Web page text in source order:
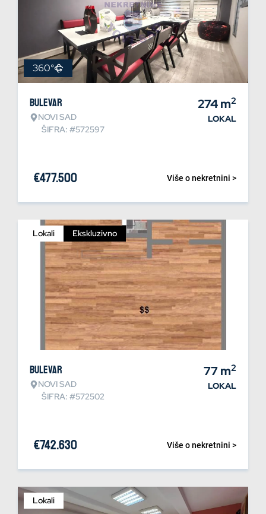
360°
Bulevar
NOVI SAD
ŠIFRA: #572597
274m2
LOKAL
Više o nekretnini >
€477.500
Lokali Ekskluzivno
Bulevar
NOVI SAD
ŠIFRA: #572502
77m2
LOKAL
Više o nekretnini >
€742.630
Lokali